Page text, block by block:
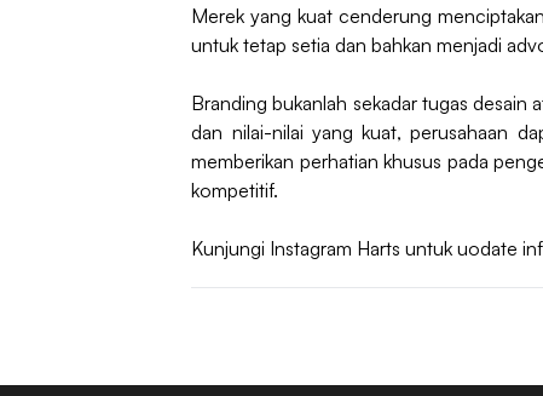
Merek yang kuat cenderung
untuk tetap setia dan bahkan menjadi
Branding bukanlah sekadar tugas desain
dan nilai-nilai yang kuat, perusahaan
memberikan perhatian khusus pada
kompetitif.
Kunjungi Instagram Harts untuk uodate